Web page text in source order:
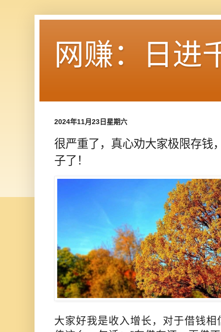
网赚：日进
2024年11月23日星期六
很严重了，真心劝大家极限存钱
子了！
大家好我是收入增长，对于借钱